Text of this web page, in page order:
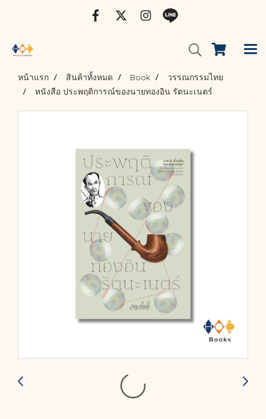
หน้าแรก สินค้าทั้งหมด Book
วรรณกรรมไทย
หนังสือ ประพฤติการณ์ของนายทองอิน รัตนะเนตร์